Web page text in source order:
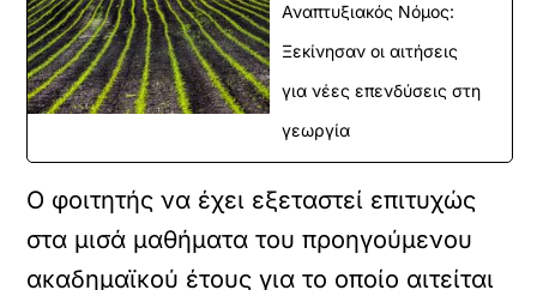
Αναπτυξιακός Νόμος:
Ξεκίνησαν οι αιτήσεις
για νέες επενδύσεις στη
γεωργία
Ο φοιτητής να έχει εξεταστεί επιτυχώς
στα μισά μαθήματα του προηγούμενου
ακαδημαϊκού έτους για το οποίο αιτείται